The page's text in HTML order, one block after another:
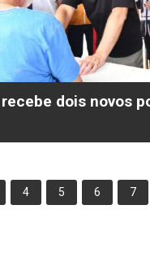
dois novos
4 5 6 7